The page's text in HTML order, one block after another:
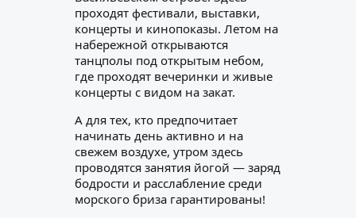
проходят фестивали, выставки,
концерты и кинопоказы. Летом на
набережной открываются
танцполы под открытым небом,
где проходят вечеринки и живые
концерты с видом на закат.
А для тех, кто предпочитает
начинать день активно и на
свежем воздухе, утром здесь
проводятся занятия йогой — заряд
бодрости и расслабление среди
морского бриза гарантированы!